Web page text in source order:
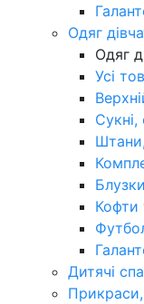
Одяг
Одяг
Усі
Сукні,
Кофти
Дитячі